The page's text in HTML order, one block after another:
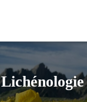
Lichénologie